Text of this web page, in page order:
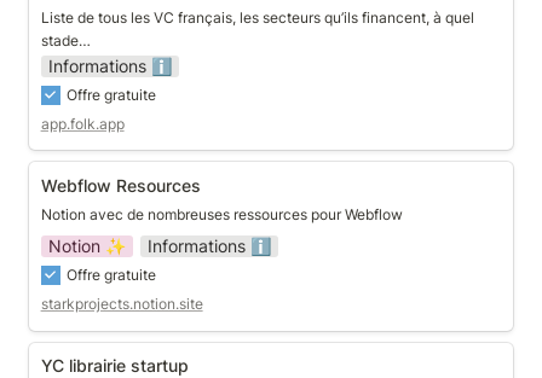
Liste de tous les VC français, les secteurs qu’ils financent, à quel
stade…
Informations ℹ️
Offre gratuite
app.folk.app
Webflow Resources
Webflow Resources
Notion avec de nombreuses ressources pour Webflow
Notion ✨ Informations ℹ️
Offre gratuite
starkprojects.notion.site
YC librairie startup
YC librairie startup